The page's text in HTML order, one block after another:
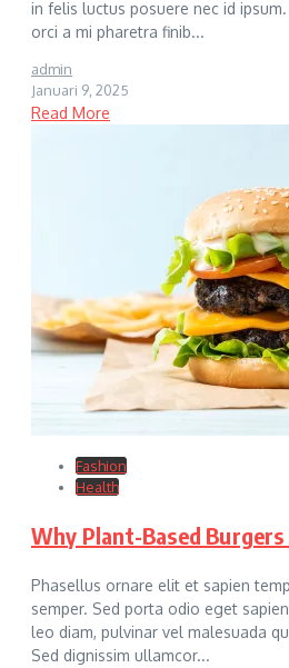
in felis luctus posuere nec id
orci a mi pharetra finib...
admin
Januari 9, 2025
Read More
Fashion
Health
Why Plant-Based
Phasellus ornare elit et sapien
semper. Sed porta odio eget
leo diam, pulvinar vel malesuada
Sed dignissim ullamcor...